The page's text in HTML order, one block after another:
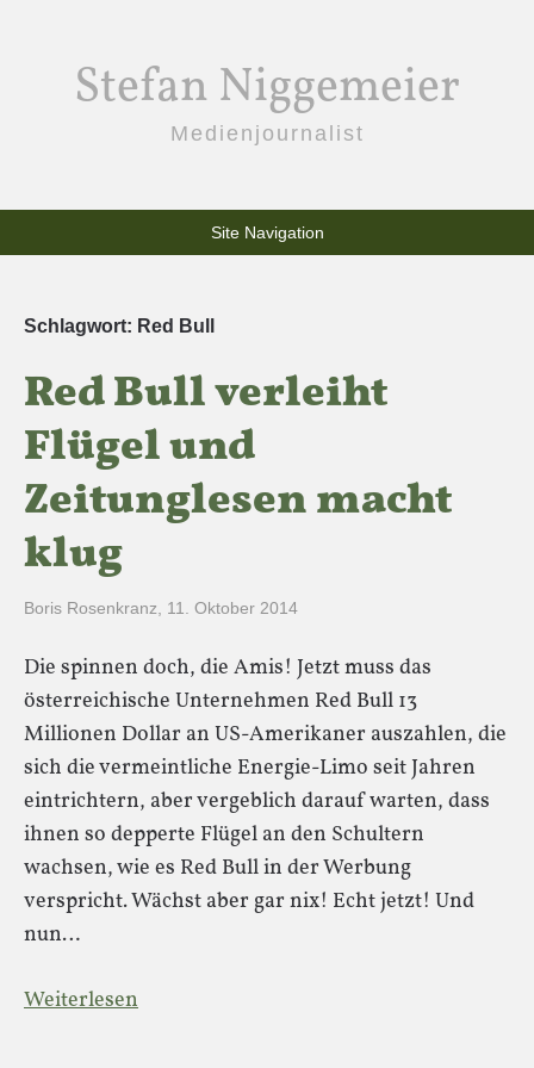
Stefan Niggemeier
Medienjournalist
Site Navigation
Schlagwort: Red Bull
Red Bull verleiht
Flügel und
Zeitunglesen macht
klug
Boris Rosenkranz 11. Oktober 2014
Die spinnen doch, die Amis! Jetzt muss das
österreichische Unternehmen Red Bull 13
Millionen Dollar an US-Amerikaner auszahlen, die
sich die vermeintliche Energie-Limo seit Jahren
eintrichtern, aber vergeblich darauf warten, dass
ihnen so depperte Flügel an den Schultern
wachsen, wie es Red Bull in der Werbung
verspricht. Wächst aber gar nix! Echt jetzt! Und
nun…
Weiterlesen